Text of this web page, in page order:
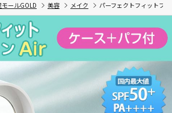
ールGOLD 美容 メイク パーフェクトフィットフ